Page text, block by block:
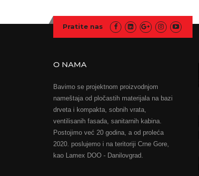
Pratite nas
O NAMA
Bavimo se projektnom proizvodnjom
nameštaja od pločastih materijala na bazi
drveta i kompakta, sobnih vrata,
ventilisanih fasada, sanitarnih kabina.
Postojimo već 20 godina, a od proleća
2020. poslujemo i na teritoriji Crne Gore,
kao Lamex DOO - Danilovgrad.